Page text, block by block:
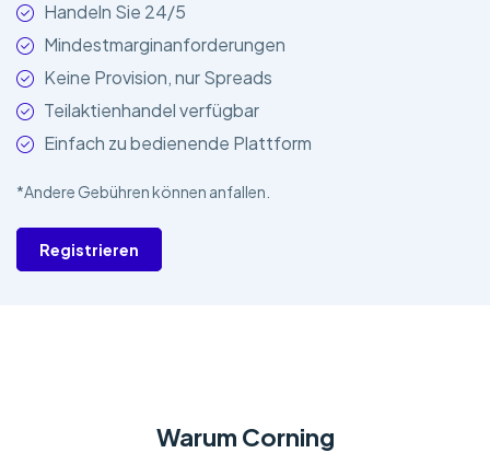
Handeln Sie 24/5
Mindestmarginanforderungen
Keine Provision, nur Spreads
Teilaktienhandel verfügbar
Einfach zu bedienende Plattform
*Andere Gebühren können anfallen.
Registrieren
Warum Corning